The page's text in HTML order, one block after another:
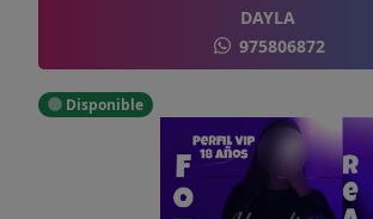
DAYLA
975806872
Disponible